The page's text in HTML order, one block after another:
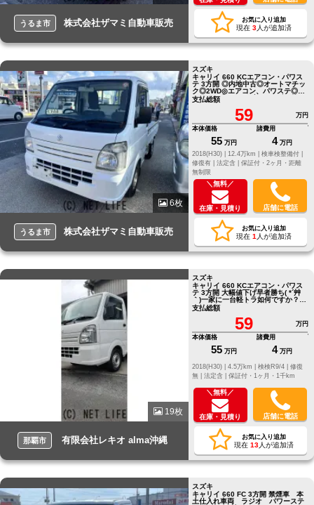
うるま市 株式会社ザマミ自動車販売 お気に入り追加
現在 3人が追加済
6枚
うるま市 株式会社ザマミ自動車販売
スズキ
キャリイ 660 KCエアコン・パワス
テ 3方開 ◎内地中古◎オートマチッ
ク◎2WD◎エアコン、パワステ◎エ
アバック◎ドライブレコーダー付き
支払総額
59
万円
本体価格
55 万円
諸費用
4 万円
2018(H30) |
12.4万km |
検車検整備付 |
修復有 | 法定含 | 保証付・2ヶ月・距離
無制限
＼無料／
在庫・見積り 店舗に電話
お気に入り追加
現在 1 人が追加済
19枚
那覇市 有限会社レキオ alma沖縄
スズキ
キャリイ 660 KCエアコン・パワス
テ 3方開 大幅値下げ早者勝ち( *´艸
｀)一家に一台軽トラ如何ですか？軽
トラと言えばスズキのキャリ～('ω')
支払総額
59
万円
本体価格
55 万円
諸費用
4 万円
修復
無 | 法定含 | 保証付・1ヶ月・1千km
＼無料／
在庫・見積り 店舗に電話
お気に入り追加
現在 13人が追加済
スズキ
キャリイ 660 FC 3方開 禁煙車 本
土仕入れ車両 ラジオ パワーステ